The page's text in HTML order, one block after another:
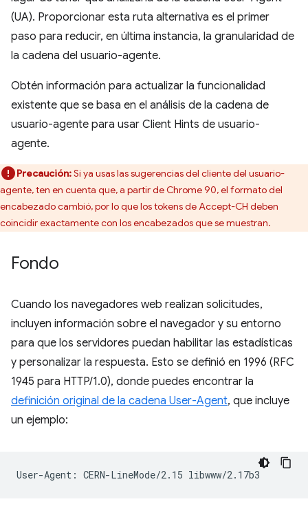
(UA). Proporcionar esta ruta alternativa es el primer
paso para reducir, en última instancia, la granularidad de
la cadena del usuario-agente.
Obtén información para actualizar la funcionalidad
existente que se basa en el análisis de la cadena de
usuario-agente para usar Client Hints de usuario-
agente.
Precaución:Si ya usas las sugerencias del cliente del usuario-
agente, ten en cuenta que, a partir de Chrome 90, el formato del
encabezado cambió, por lo que los tokens de Accept-CH deben
coincidir exactamente con los encabezados que se muestran.
Fondo
Cuando los navegadores web realizan solicitudes,
incluyen información sobre el navegador y su entorno
para que los servidores puedan habilitar las estadísticas
y personalizar la respuesta. Esto se definió en 1996 (RFC
1945 para HTTP/1.0), donde puedes encontrar la
definición original de la cadena User-Agent, que incluye
un ejemplo: